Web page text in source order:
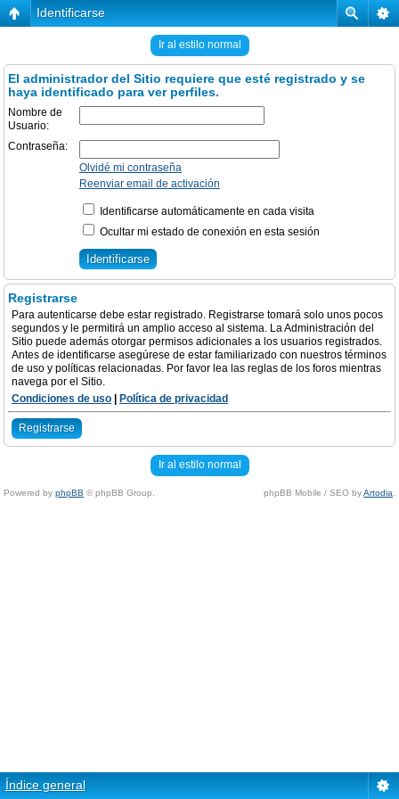
Identificarse
Ir al estilo normal
El administrador del Sitio requiere que esté registrado y se
haya identificado para ver perfiles.
Nombre de
Usuario:
Contraseña:
Olvidé mi contraseña
Reenviar email de activación
Identificarse automáticamente en cada visita
Ocultar mi estado de conexión en esta sesión
Registrarse
Para autenticarse debe estar registrado. Registrarse tomará solo unos pocos
segundos y le permitirá un amplio acceso al sistema. La Administración del
Sitio puede además otorgar permisos adicionales a los usuarios registrados.
Antes de identificarse asegúrese de estar familiarizado con nuestros términos
de uso y políticas relacionadas. Por favor lea las reglas de los foros mientras
navega por el Sitio.
Condiciones de uso
Política de privacidad
Registrarse
Ir al estilo normal
Powered by phpBB © phpBB Group. phpBB Mobile / SEO byArtodia
Índice general